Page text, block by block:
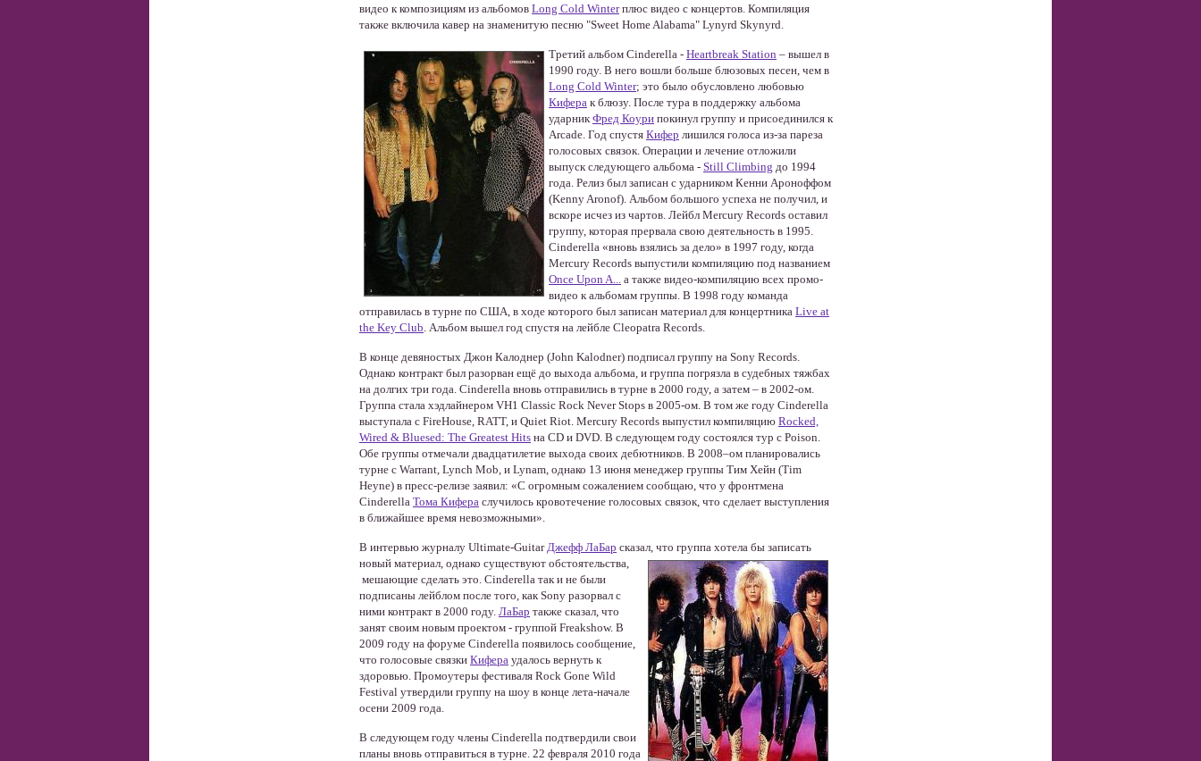
видео к композициям из альбомов Long Cold Winterплюс видео с концертов. Компиляция
также включила кавер на знаменитую песню "Sweet Home Alabama" Lynyrd Skynyrd.
Третий альбом Cinderella - Heartbreak Station – вышел в
1990 году. В него вошли больше блюзовых песен, чем в
Long Cold Winter; это было обусловлено любовью
Кифера к блюзу. После тура в поддержку альбома
ударникФред Коури покинул группу и присоединился к
Arcade. Год спустя Кифер лишился голоса из-за пареза
голосовых связок. Операции и лечение отложили
выпуск следующего альбома - Still Climbing до 1994
года. Релиз был записан с ударником Кенни Ароноффом
(Kenny Aronof). Альбом большого успеха не получил, и
вскоре исчез из чартов. Лейбл Mercury Records оставил
группу, которая прервала свою деятельность в 1995.
Cinderella «вновь взялись за дело» в 1997 году, когда
Mercury Records выпустили компиляцию под названием
Once Upon A... а также видео-компиляцию всех промо-
видео к альбомам группы. В 1998 году команда
отправилась в турне по США, в ходе которого был записан материал для концертника Live at
the Key Club. Альбом вышел год спустя на лейбле Cleopatra Records.
В конце девяностых Джон Калоднер (John Kalodner) подписал группу на Sony Records.
Однако контракт был разорван ещё до выхода альбома, и группа погрязла в судебных тяжбах
на долгих три года. Cinderella вновь отправились в турне в 2000 году, а затем – в 2002-ом.
Группа стала хэдлайнером VH1 Classic Rock Never Stops в 2005-ом. В том же году Cinderella
выступала с FireHouse, RATT, и Quiet Riot. Mercury Records выпустил компиляцию Rocked,
Wired & Bluesed: The Greatest Hits на CD и DVD. В следующем году состоялся тур с Poison.
Обе группы отмечали двадцатилетие выхода своих дебютников. В 2008–ом планировались
турне с Warrant, Lynch Mob, и Lynam, однако 13 июня менеджер группы Тим Хейн (Tim
Heyne) в пресс-релизе заявил: «С огромным сожалением сообщаю, что у фронтмена
Cinderella Тома Кифера случилось кровотечение голосовых связок, что сделает выступления
в ближайшее время невозможными».
В интервью журналу Ultimate-GuitarДжефф ЛаБар сказал, что группа хотела бы записать
новый материал, однако существуют обстоятельства,
мешающие сделать это. Cinderella так и не были
подписаны лейблом после того, как Sony разорвал с
ними контракт в 2000 году. ЛаБар также сказал, что
занят своим новым проектом - группой Freakshow. В
2009 году на форуме Cinderella появилось сообщение,
что голосовые связки Кифера удалось вернуть к
здоровью. Промоутеры фестиваля Rock Gone Wild
Festival утвердили группу на шоу в конце лета-начале
осени 2009 года.
В следующем году члены Cinderella подтвердили свои
планы вновь отправиться в турне. 22 февраля 2010 года